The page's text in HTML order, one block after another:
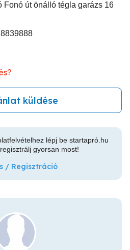
Fonó út önálló tégla garázs 16
küldése
lépj be startapró.hu
gyorsan most!
/ Regisztráció